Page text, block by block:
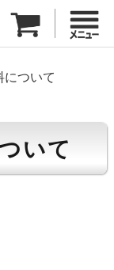
について
いて